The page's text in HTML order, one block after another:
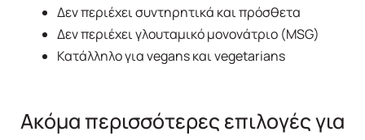
Δεν περιέχει συντηρητικά και πρόσθετα
Δεν περιέχει γλουταμικό μονονάτριο (MSG)
Κατάλληλο για vegans και vegetarians
Ακόμα περισσότερες επιλογές για